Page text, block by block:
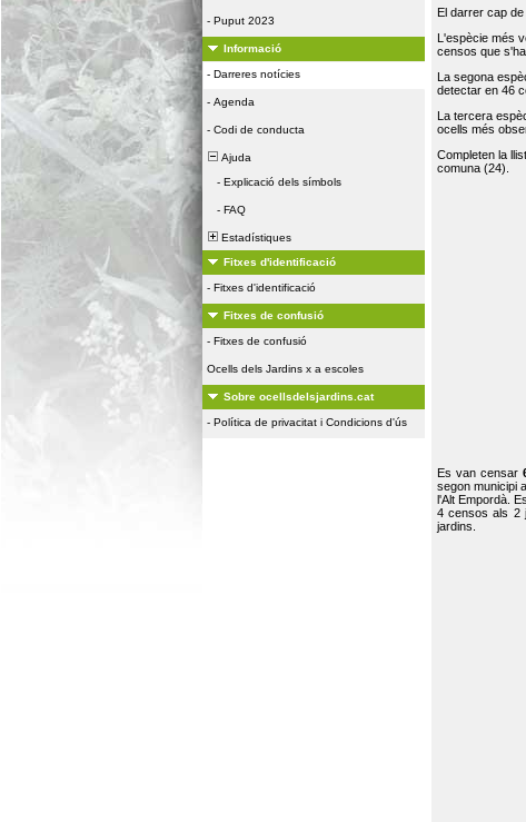
- Puput 2023
Informació
- Darreres notícies
- Agenda
- Codi de conducta
Ajuda
- Explicació dels símbols
- FAQ
Estadístiques
Fitxes d'identificació
- Fitxes d'identificació
Fitxes de confusió
- Fitxes de confusió
Ocells dels Jardins x a escoles
Sobre ocellsdelsjardins.cat
- Política de privacitat i Condicions d'ús
El darrer cap
L'espècie més
censos que
La segona
detectar en 46
La tercera
ocells més
Completen la
comuna (24).
Es van censar
segon municipi
l'Alt Empordà.
4 censos als 2
jardins.